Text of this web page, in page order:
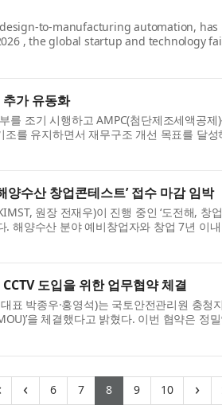
to-manufacturing automation,
, the global startup and technology
가 유동화
를 조기 시행하고 AMPC(첨단제조세액공
를 유지하면서 재무구조 개선 목표를 달
수산 창업콘테스트’ 접수 마감 임박
원장 전재우)이 진행 중인 ‘도전해, 창
해양수산 분야 예비창업자와 창업 7년 이
도입을 위한 업무협약 체결
박종우·홍영석)는 국토안전관리원 충청
을 체결했다고 밝혔다. 이번 협약은 정
‹ 6(current)
7(current)
8(current)
9(current)
10 ›